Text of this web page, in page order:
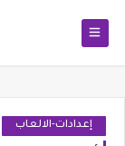
إعدادات-الالعاب